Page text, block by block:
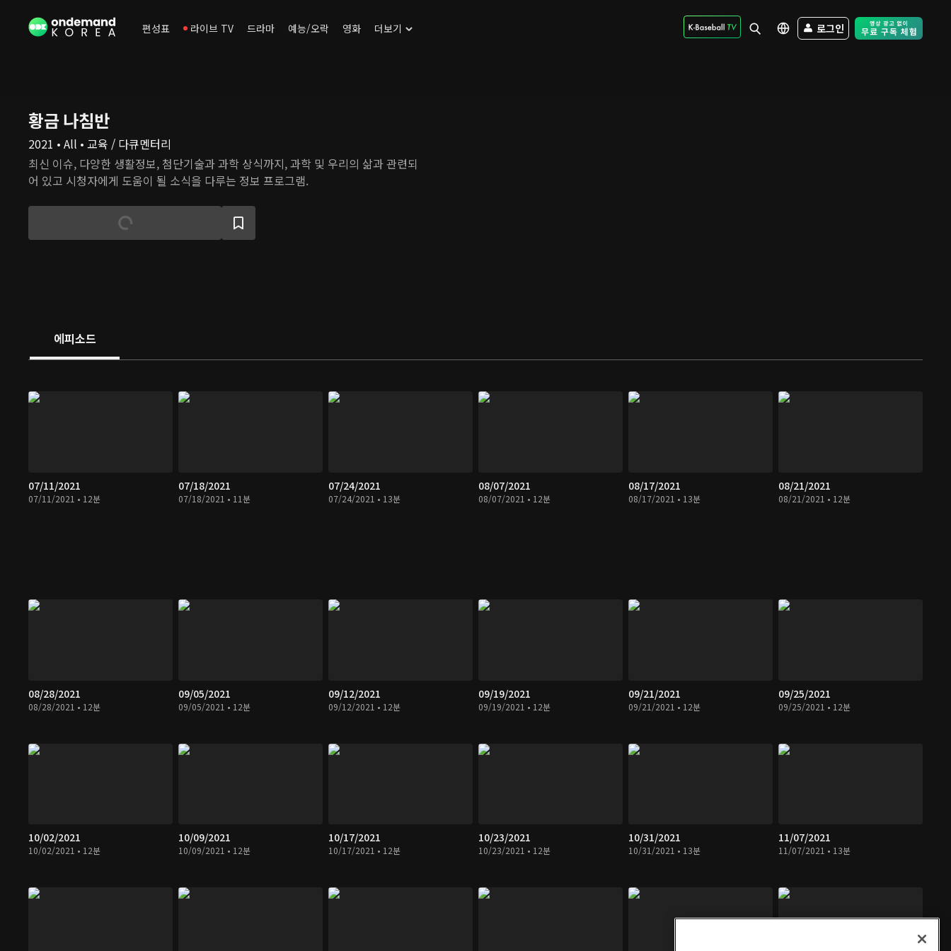
편성표 라이브 TV 드라마 예능/오락 영화 더보기 로그인 Free Trial -
황금 나침반
2021 • All • 교육 / 다큐멘터리
최신 이슈, 다양한 생활정보, 첨단기술과 과학 상식까지, 과학 및 우리의 삶과 관련되
어 있고 시청자에게 도움이 될 소식을 다루는 정보 프로그램.
에피소드
07/11/2021
07/11/2021 • 12분
07/18/2021
07/18/2021 • 11분
07/24/2021
07/24/2021 • 13분
08/07/2021
08/07/2021 • 12분
08/17/2021
08/17/2021 • 13분
08/21/2021
08/21/2021 • 12분
08/28/2021
08/28/2021 • 12분
09/05/2021
09/05/2021 • 12분
09/12/2021
09/12/2021 • 12분
09/19/2021
09/19/2021 • 12분
09/21/2021
09/21/2021 • 12분
09/25/2021
09/25/2021 • 12분
10/02/2021
10/02/2021 • 12분
10/09/2021
10/09/2021 • 12분
10/17/2021
10/17/2021 • 12분
10/23/2021
10/23/2021 • 12분
10/31/2021
10/31/2021 • 13분
11/07/2021
11/07/2021 • 13분